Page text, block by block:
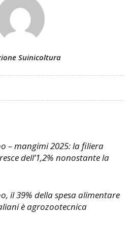
Suinicoltura
– mangimi 2025: la filiera
dell’1,2% nonostante la
il 39% della spesa alimentare
è agrozootecnica